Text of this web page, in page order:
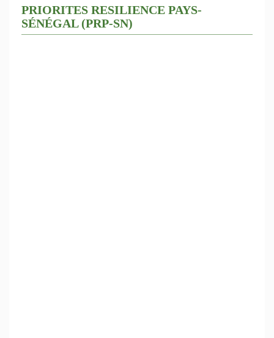
PRIORITES RESILIENCE PAYS-
SÉNÉGAL (PRP-SN)